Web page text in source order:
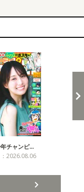
チャンピ…
2026.08.06